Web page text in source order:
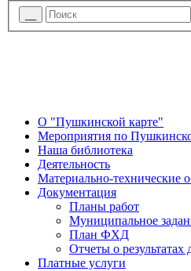
О "Пушкинской карте"
Мероприятия по
Наша библиотека
Деятельность
Материально-технические
Документация
Планы работ
Муниципальное
План ФХД
Отчеты о результатах
Платные услуги